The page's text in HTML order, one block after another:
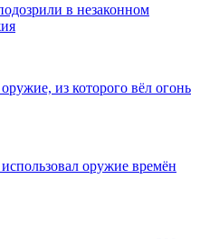
в незаконном
из которого вёл огонь
оружие времён